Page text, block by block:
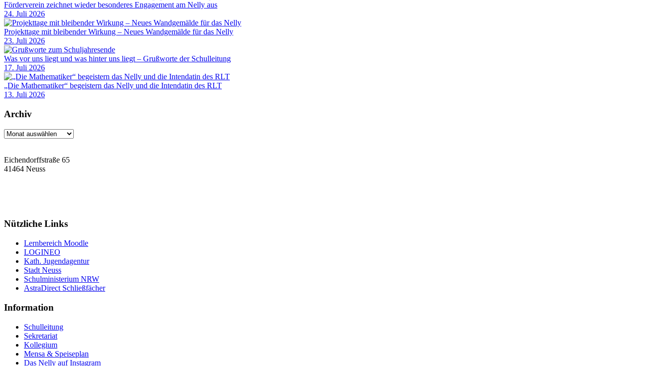
Förderverein zeichnet wieder besonderes Engagement am Nelly aus
24. Juli 2026
Projekttage mit bleibender Wirkung – Neues Wandgemälde für das Nelly
23. Juli 2026
Was vor uns liegt und was hinter uns liegt – Grußworte der Schulleitung
17. Juli 2026
„Die Mathematiker“ begeistern das Nelly und die Intendatin des RLT
13. Juli 2026
Archiv
Archiv
Eichendorffstraße 65
41464 Neuss
Nützliche Links
Lernbereich Moodle
LOGINEO
Kath. Jugendagentur
Stadt Neuss
Schulministerium NRW
AstraDirect Schließfächer
Information
Schulleitung
Sekretariat
Kollegium
Mensa & Speiseplan
Das Nelly auf Instagram